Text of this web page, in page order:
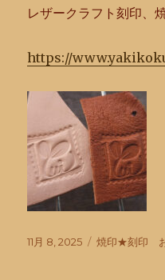
レザークラフト刻印、
https://
投
11月 8, 2025
カ
焼印★刻印